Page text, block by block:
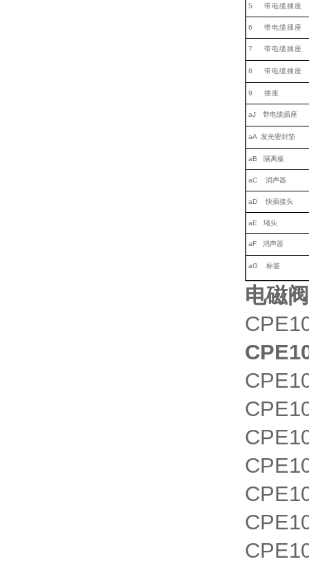
5 带电缆插座
6 带电缆插座
7 带电缆插座
8 带电缆插座
9 插座
aJ 带电缆插座
aA 发光密封垫
aB 隔离板
aC 消声器
aD 快插接头
aE 堵头
aF 消声器
aG 标签
电磁